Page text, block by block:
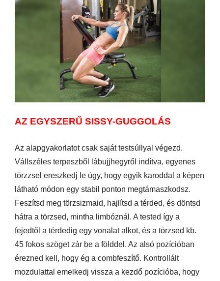
AZ EGYSZERŰ SISSY-GUGGOLÁS
Az alapgyakorlatot csak saját testsúllyal végezd.
Vállszéles terpeszből lábujjhegyről indítva, egyenes
törzzsel ereszkedj le úgy, hogy egyik karoddal a képen
látható módon egy stabil ponton megtámaszkodsz.
Feszítsd meg törzsizmaid, hajlítsd a térded, és döntsd
hátra a törzsed, mintha limbóznál. A tested így a
fejedtől a térdedig egy vonalat alkot, és a törzsed kb.
45 fokos szöget zár be a földdel. Az alsó pozícióban
érezned kell, hogy ég a combfeszítő. Kontrollált
mozdulattal emelkedj vissza a kezdő pozícióba, hogy